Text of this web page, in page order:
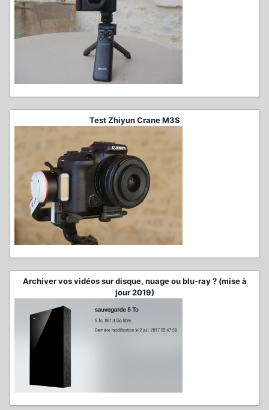
Test Zhiyun Crane M3S
Archiver vos vidéos sur disque, nuage ou blu-ray ? (mise à
jour 2019)